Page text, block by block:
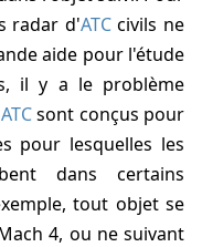
radar d'ATCcivils ne
aide pour l'étude
il y a le problème
ATCsont conçus pour
pour lesquelles les
dans certains
tout objet se
4, ou ne suivant